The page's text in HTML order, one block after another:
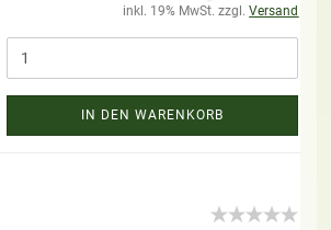
inkl. 19% MwSt. zzgl.Versand
IN DEN WARENKORB